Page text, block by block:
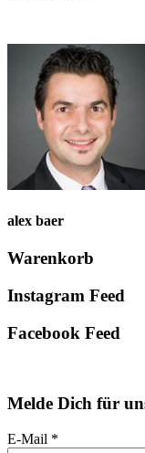
alex baer
Primary
Sidebar
Warenkorb
Instagram Feed
Facebook Feed
Melde Dich für
E-Mail *